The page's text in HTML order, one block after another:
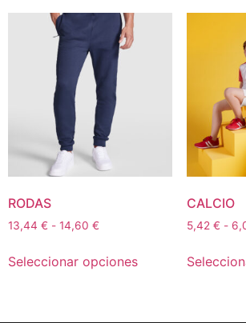
RODAS
13,44 € - 14,60 €
Seleccionar opciones
CALCIO
5,42 € -